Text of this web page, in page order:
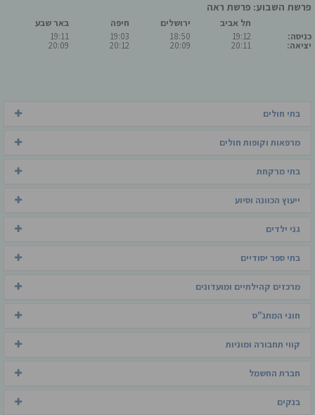
פרשת השבוע: פרשת ראה
כניסה:
יציאה:
תל אביב
19:12
20:11
ירושלים
18:50
20:09
חיפה
19:03
20:12
באר שבע
19:11
20:09
בתי חולים
מרפאות וקופות חולים
בתי מרקחת
ייעוץ הכוונה וסיוע
גני ילדים
בתי ספר יסודיים
מרכזים קהילתיים ומועדונים
חוגי המתנ"ס
קווי תחבורה ומוניות
חברת החשמל
בנקים